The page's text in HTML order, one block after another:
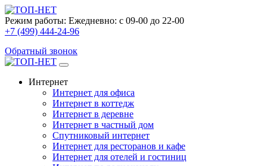
Режим работы: Ежедневно: с 09-00 до 22-00
+7 (499) 444-24-96
Обратный звонок
Интернет
Интернет для офиса
Интернет в коттедж
Интернет в деревне
Интернет в частный дом
Спутниковый интернет
Интернет для ресторанов и кафе
Интернет для отелей и гостиниц